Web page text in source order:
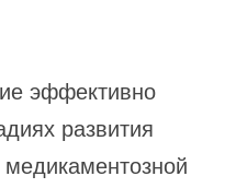
эффективно
развития